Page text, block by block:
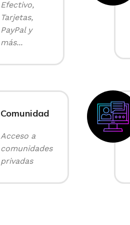
Efectivo,
Tarjetas,
PayPal y
más...
Comunidad
Acceso a
comunidades
privadas